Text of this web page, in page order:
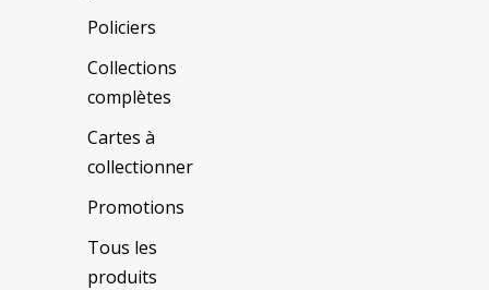
Policiers
Collections
complètes
Cartes à
collectionner
Promotions
Tous les
produits